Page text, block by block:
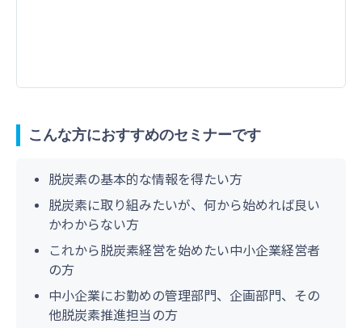
こんな方におすすめのセミナーです
脱炭素の基本的な情報を得たい方
脱炭素に取り組みたいが、何から始めれば良い
かわからない方
これから脱炭素経営を始めたい中小企業経営者
の方
中小企業にお勤めの管理部門、企画部門、その
他脱炭素推進担当の方